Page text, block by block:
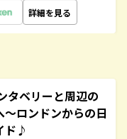
詳細を見る
タベリーと周辺の
ロンドンからの日
ド♪